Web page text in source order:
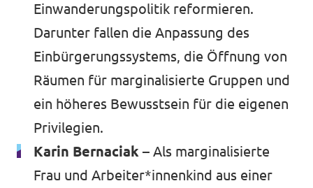
Einwanderungspolitik reformieren.
Darunter fallen die Anpassung des
Einbürgerungssystems, die Öffnung von
Räumen für marginalisierte Gruppen und
ein höheres Bewusstsein für die eigenen
Privilegien.
Karin Bernaciak – Als marginalisierte
Frau und Arbeiter*innenkind aus einer